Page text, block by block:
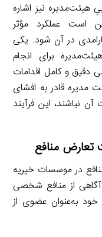
هیئت‌مدیره نیز اشاره
است عملکرد مؤثر
در آن شود. یکی
برای انجام
دقیق و کامل اقدامات
مدیره قادر به افشای
نباشند، این فرآیند
تعارض منافع
در موسسات خیریه‌
از اهداف سازمان خیریه، (۲) آگاهی از منافع شخصی
خود به‌عنوان عضوی از